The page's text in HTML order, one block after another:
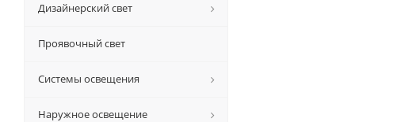
Дизайнерский свет
Проявочный свет
Системы освещения
Наружное освещение